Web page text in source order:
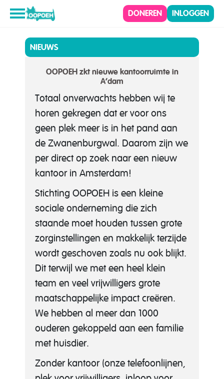
DONEREN INLOGGEN
NIEUWS
OOPOEH zkt nieuwe kantoorruimte in
A’dam
Totaal onverwachts hebben wij te
horen gekregen dat er voor ons
geen plek meer is in het pand aan
de Zwanenburgwal. Daarom zijn we
per direct op zoek naar een nieuw
kantoor in Amsterdam!
Stichting OOPOEH is een kleine
sociale onderneming die zich
staande moet houden tussen grote
zorginstellingen en makkelijk terzijde
wordt geschoven zoals nu ook blijkt.
Dit terwijl we met een heel klein
team en veel vrijwilligers grote
maatschappelijke impact creëren.
We hebben al meer dan 1000
ouderen gekoppeld aan een familie
met huisdier.
Zonder kantoor (onze telefoonlijnen,